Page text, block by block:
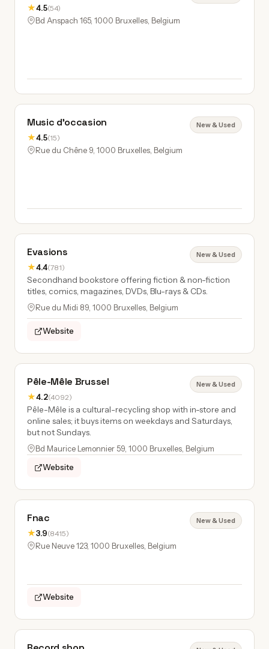
★4.5(54)
Bd Anspach 165, 1000 Bruxelles, Belgium
Music d'occasion
★4.5(15)
New & Used
Rue du Chêne 9, 1000 Bruxelles, Belgium
Evasions
★4.4(781)
New & Used
Secondhand bookstore offering fiction & non-fiction
titles, comics, magazines, DVDs, Blu-rays & CDs.
Rue du Midi 89, 1000 Bruxelles, Belgium
Website
Pêle-Mêle Brussel
★4.2(4092)
New & Used
Pêle-Mêle is a cultural-recycling shop with in-store and
online sales; it buys items on weekdays and Saturdays,
but not Sundays.
Bd Maurice Lemonnier 59, 1000 Bruxelles, Belgium
Website
Fnac
★3.9(8415)
New & Used
Rue Neuve 123, 1000 Bruxelles, Belgium
Website